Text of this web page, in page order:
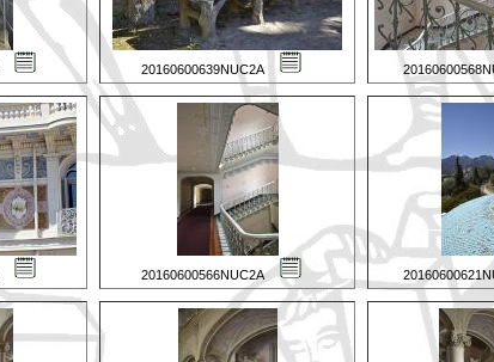
20160600639NUC2A
20160600566NUC2A